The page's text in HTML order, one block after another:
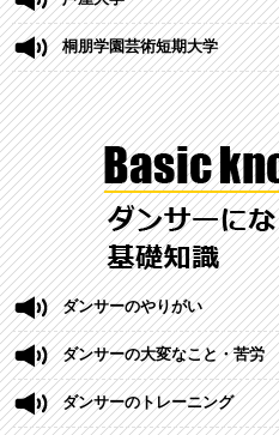
桐朋学園芸術短期大学
ダンサーのやりがい
ダンサーの大変なこと・苦労
ダンサーのトレーニング